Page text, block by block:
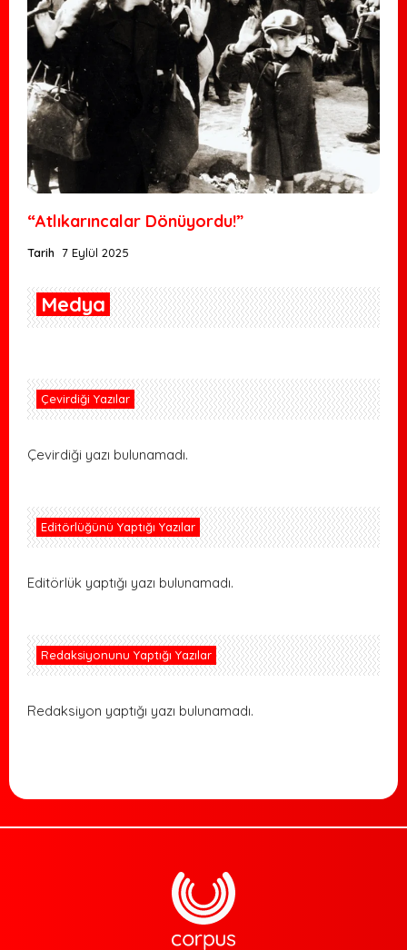
“Atlıkarıncalar Dönüyordu!”
Tarih 7 Eylül 2025
Medya
Çevirdiği Yazılar
Çevirdiği yazı bulunamadı.
Editörlüğünü Yaptığı Yazılar
Editörlük yaptığı yazı bulunamadı.
Redaksiyonunu Yaptığı Yazılar
Redaksiyon yaptığı yazı bulunamadı.